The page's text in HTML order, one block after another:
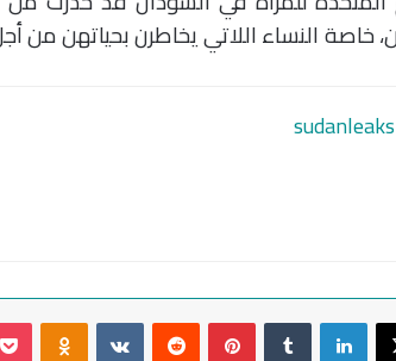
خاصة النساء اللاتي يخاطرن بحياتهن من
sudanleaks
لينكدإن بينتيريست